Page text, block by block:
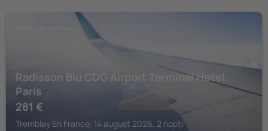
Radisson Blu CDG Airport Terminal Hotel,
Paris
281 €
Tremblay En France, 14 august 2026, 2 nopți